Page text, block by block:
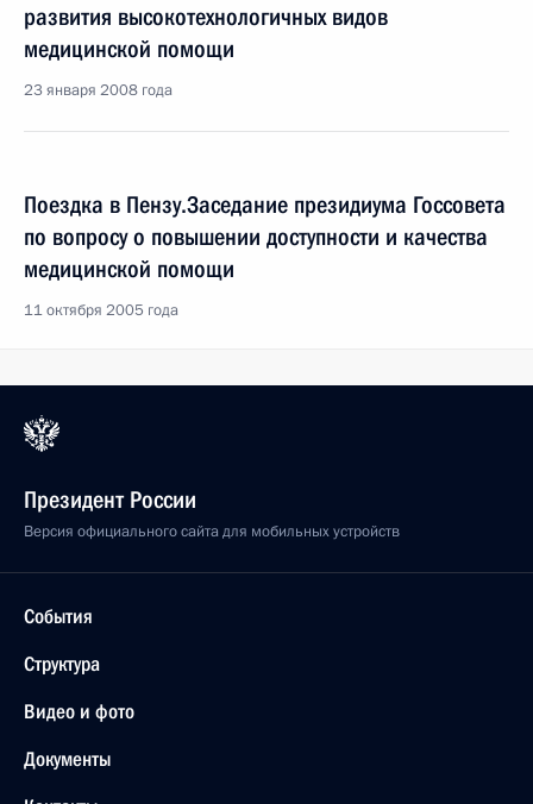
развития высокотехнологичных видов
медицинской помощи
23 января 2008 года
Поездка в Пензу.Заседание президиума Госсовета
по вопросу о повышении доступности и качества
медицинской помощи
11 октября 2005 года
Президент России
Версия официального сайта для мобильных устройств
События
Структура
Видео и фото
Документы